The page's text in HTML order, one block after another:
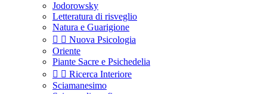
Jodorowsky
Letteratura di risveglio
Natura e Guarigione
  Nuova Psicologia
Oriente
Piante Sacre e Psichedelia
  Ricerca Interiore
Sciamanesimo